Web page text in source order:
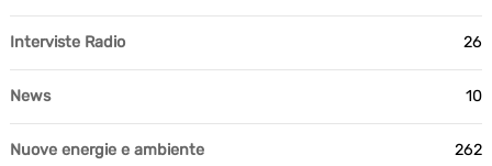
Interviste Radio 26
News 10
Nuove energie e ambiente 262